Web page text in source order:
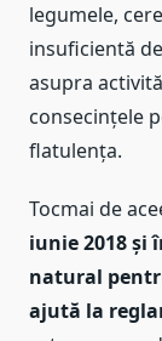
legumele,
insuficientă
asupra
consecințele
flatulența.
Tocmai de
iunie 2018 și
natural
ajută la